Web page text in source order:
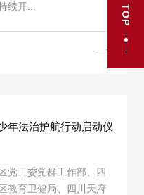
TOP
续开...
年法治护航行动启动仪
党工委党群工作部、四
教育卫健局、四川天府